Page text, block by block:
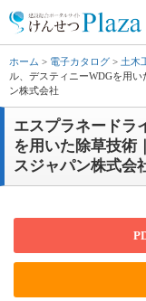
ホーム > 電子カタログ > 土木
ル、デスティニーWDGを用
ン株式会社
エスプラネードラ
を用いた除草技術
スジャパン株式会